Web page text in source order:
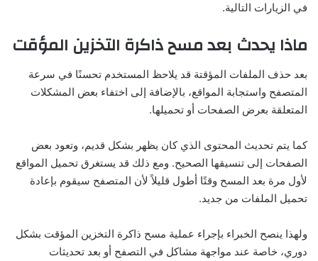
في الزيارات التالية.
ماذا يحدث بعد مسح ذاكرة التخزين المؤقت
بعد حذف الملفات المؤقتة قد يلاحظ المستخدم تحسنًا في سرعة
المتصفح واستجابة المواقع، بالإضافة إلى اختفاء بعض المشكلات
المتعلقة بعرض الصفحات أو تحميلها.
كما يتم تحديث المحتوى الذي كان يظهر بشكل قديم، وتعود بعض
الصفحات إلى تنسيقها الصحيح. ومع ذلك قد يستغرق تحميل المواقع
لأول مرة بعد المسح وقتًا أطول قليلاً لأن المتصفح سيقوم بإعادة
تحميل الملفات من جديد.
ولهذا ينصح الخبراء بإجراء عملية مسح ذاكرة التخزين المؤقت بشكل
دوري، خاصة عند مواجهة مشاكل في التصفح أو بعد تحديثات